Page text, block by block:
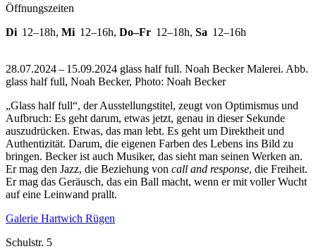
Öffnungszeiten
Di 12–18h, Mi 12–16h, Do–Fr 12–18h, Sa 12–16h
28.07.2024 – 15.09.2024 glass half full. Noah Becker Malerei. Abb.
glass half full, Noah Becker, Photo: Noah Becker
„Glass half full“, der Ausstellungstitel, zeugt von Optimismus und
Aufbruch: Es geht darum, etwas jetzt, genau in dieser Sekunde
auszudrücken. Etwas, das man lebt. Es geht um Direktheit und
Authentizität. Darum, die eigenen Farben des Lebens ins Bild zu
bringen. Becker ist auch Musiker, das sieht man seinen Werken an.
Er mag den Jazz, die Beziehung von call and response, die Freiheit.
Er mag das Geräusch, das ein Ball macht, wenn er mit voller Wucht
auf eine Leinwand prallt.
Galerie Hartwich Rügen
Schulstr. 5